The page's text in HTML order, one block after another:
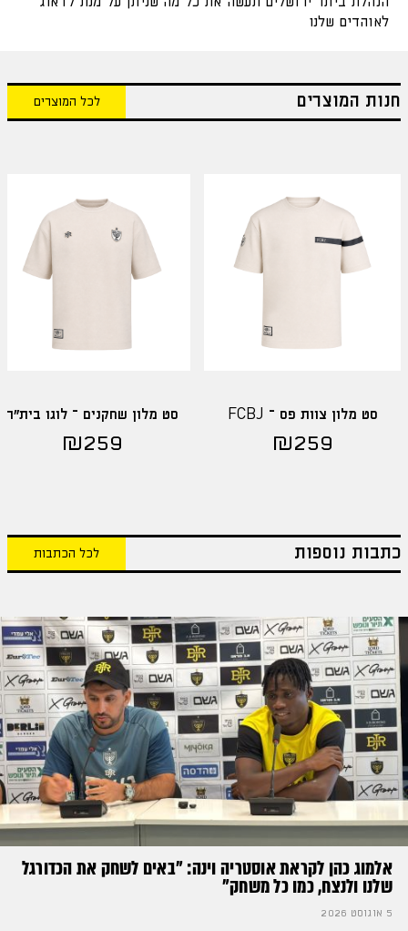
לאוהדים שלנו
חנות המוצרים לכל המוצרים
סט מלון צוות פס – FCBJ
₪259
סט מלון שחקנים – לוגו בית"ר
₪259
כתבות נוספות לכל הכתבות
אלמוג כהן לקראת אוסטריה וינה: ״באים לשחק את הכדורגל
שלנו ולנצח, כמו כל משחק״
5 אוגוסט 2026